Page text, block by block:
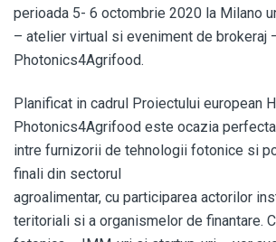
perioada 5- 6 octombrie 2020 la Milano
– atelier virtual si eveniment de brokeraj
Photonics4Agrifood.
Planificat in cadrul Proiectului european
Photonics4Agrifood este ocazia
intre furnizorii de tehnologii fotonice si
finali din sectorul
agroalimentar, cu participarea actorilor
teritoriali si a organismelor de finantare.